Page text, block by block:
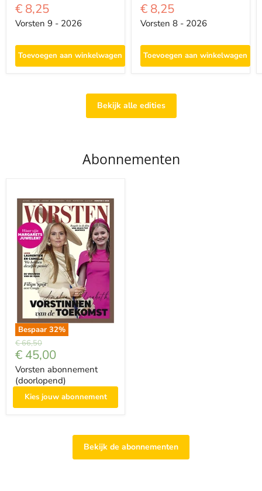
€ 8,25
Vorsten 9 - 2026
Toevoegen aan winkelwagen
€ 8,25
Vorsten 8 - 2026
Toevoegen aan winkelwagen
Bekijk alle edities
Abonnementen
Bespaar 32%
Prijs
€ 66,50
Met
korting
€ 45,00
Vorsten abonnement
(doorlopend)
Kies jouw abonnement
Bekijk de abonnementen